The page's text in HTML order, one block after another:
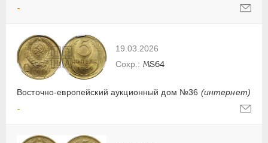
-
19.03.2026
Восточно-европейский аукционный дом №36 (интернет)
MS64
-